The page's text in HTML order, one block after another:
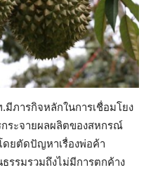
.มีภารกิจหลักในการเชื่อมโยง
กระจายผลผลิตของสหกรณ์
ยตัดปัญหาเรื่องพ่อค้า
รรมรวมถึงไม่มีการตกค้าง